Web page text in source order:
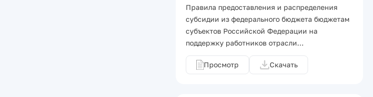
Правила предоставления и распределения
субсидии из федерального бюджета бюджетам
субъектов Российской Федерации на
поддержку работников отрасли…
Просмотр Скачать